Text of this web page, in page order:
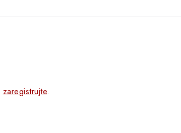
zaregistrujte.